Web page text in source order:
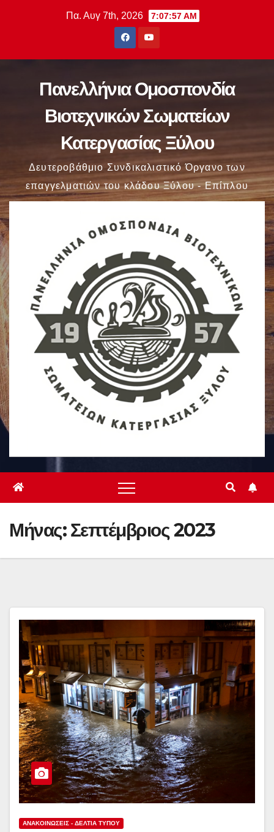
Πα. Αυγ 7th, 2026 7:07:58 AM
Πανελλήνια Ομοσπονδία
Βιοτεχνικών Σωματείων
Κατεργασίας Ξύλου
Δευτεροβάθμιο Συνδικαλιστικό Όργανο των
επαγγελματιών του κλάδου Ξύλου - Επίπλου
Μήνας:Σεπτέμβριος 2023
ΑΝΑΚΟΙΝΏΣΕΙΣ - ΔΕΛΤΊΑ ΤΎΠΟΥ